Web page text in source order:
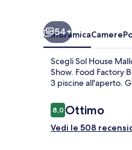
54+
PanoramicaCamere
Scegli Sol House
Show. Food Factory
3 piscine all'aperto.
Recensioni
8,08,0 su 10
Ottimo
Vedi le 508